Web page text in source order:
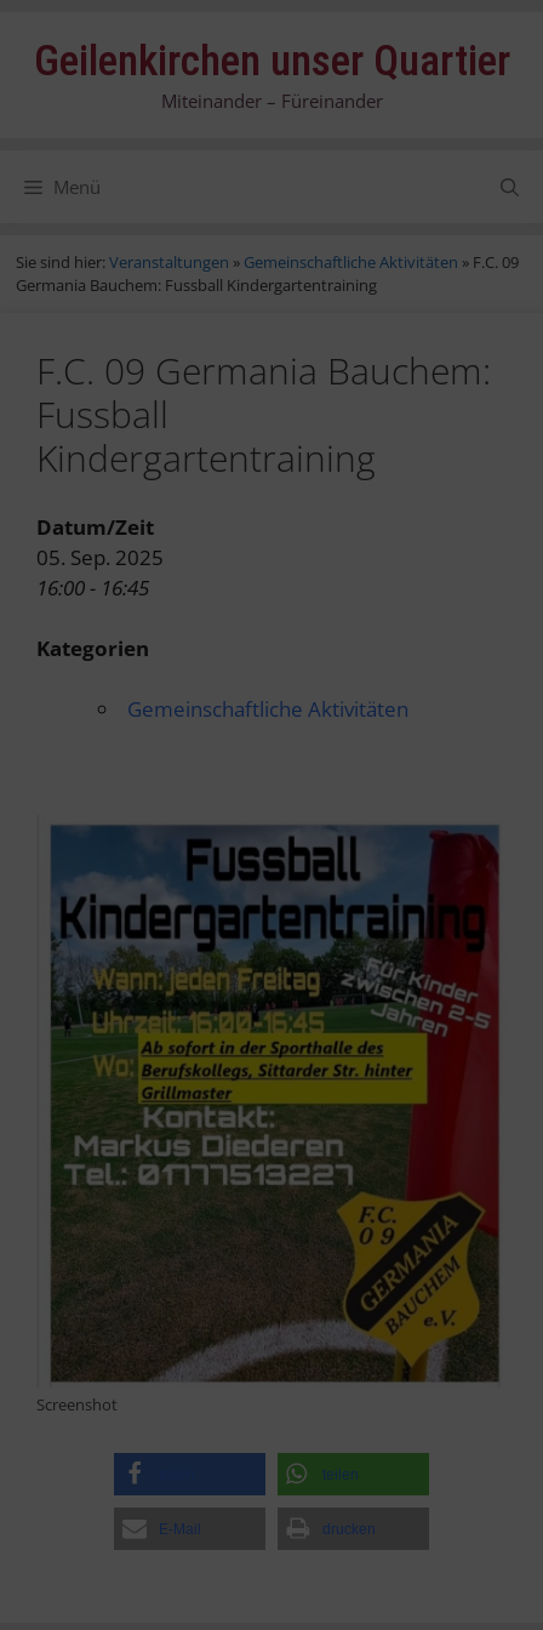
InhaltGeilenkirchen unser Quartier
Miteinander – Füreinander
Menü
Sie sind hier: Veranstaltungen » Gemeinschaftliche Aktivitäten » F.C. 09
Germania Bauchem: Fussball Kindergartentraining
F.C. 09 Germania Bauchem:
Fussball
Kindergartentraining
Datum/Zeit
05. Sep. 2025
16:00 - 16:45
Kategorien
Gemeinschaftliche Aktivitäten
Screenshot
teilen
E-Mail drucken